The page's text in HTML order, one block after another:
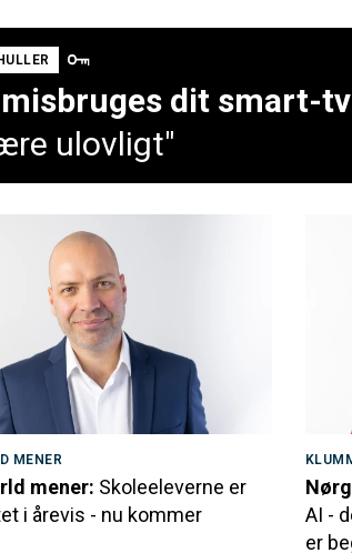
dit smart-
ulovligt"
MENER
mener: Skoleeleverne er
i årevis - nu kommer
AI -
er